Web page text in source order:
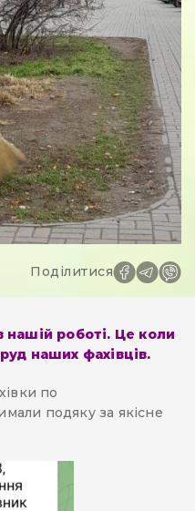
Поділитися
роботі. Це коли
наших фахівців.
по
подяку за якісне